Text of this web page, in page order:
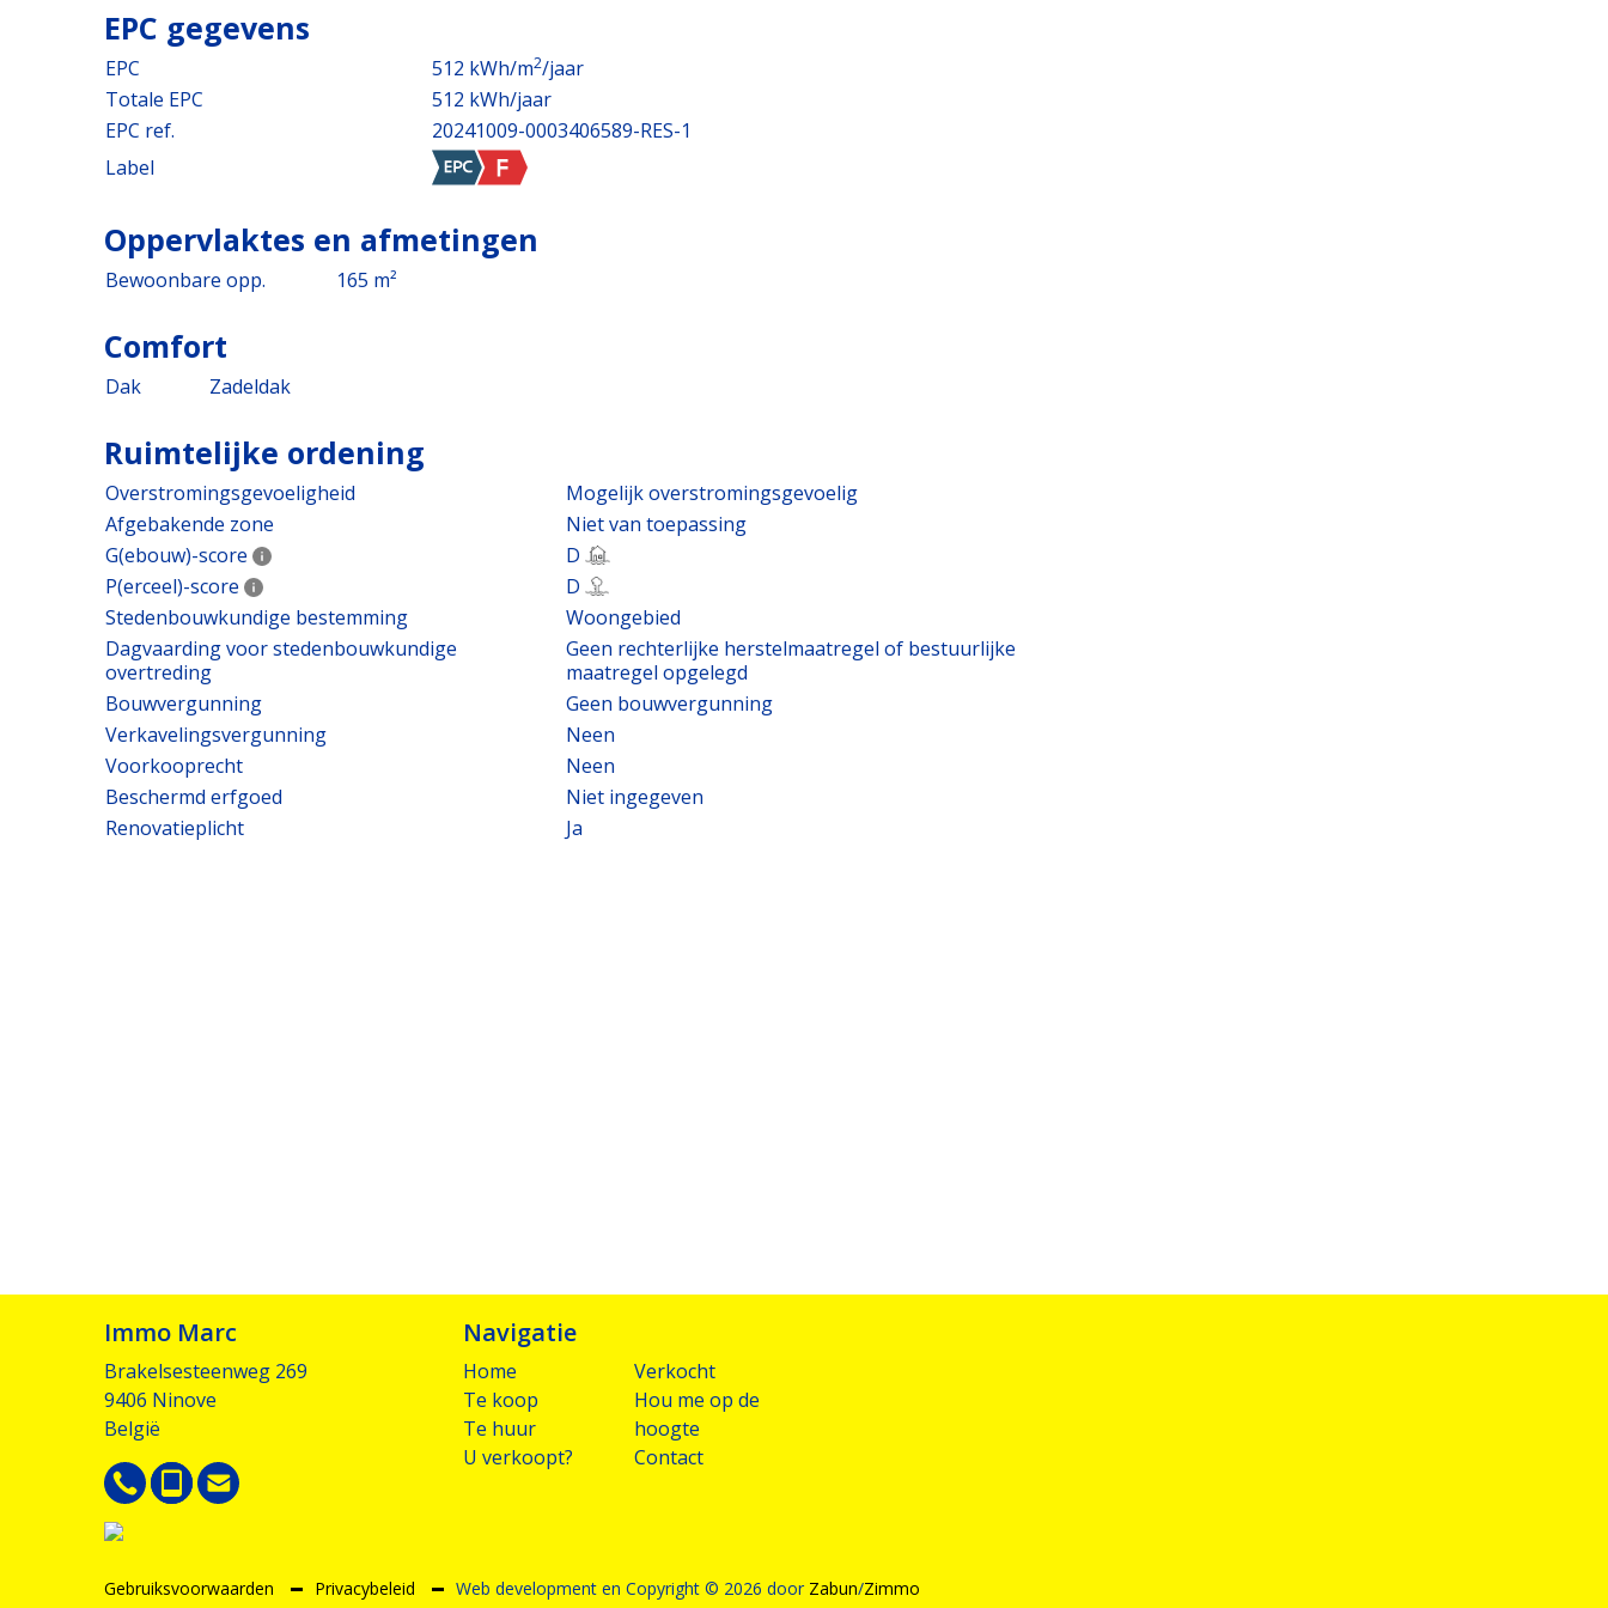
EPC gegevens
EPC 512 kWh/m2/jaar
Totale EPC
512 kWh/jaar
EPC ref.
20241009-0003406589-RES-1
Label
Oppervlaktes en afmetingen
Bewoonbare opp. 165 m²
Comfort
Dak Zadeldak
Ruimtelijke ordening
Overstromingsgevoeligheid
Mogelijk overstromingsgevoelig
Afgebakende zone
Niet van toepassing
G(ebouw)-score
D
P(erceel)-score
D
Stedenbouwkundige bestemming
Woongebied
Dagvaarding voor stedenbouwkundige
overtreding
Geen rechterlijke herstelmaatregel of bestuurlijke
maatregel opgelegd
Bouwvergunning
Geen bouwvergunning
Verkavelingsvergunning
Neen
Voorkooprecht
Neen
Beschermd erfgoed
Niet ingegeven
Renovatieplicht
Ja
Immo Marc
Brakelsesteenweg 269
9406 Ninove
België
Navigatie
Home
Te koop
Te huur
U verkoopt?
Verkocht
Hou me op de
hoogte
Contact
Gebruiksvoorwaarden Privacybeleid Web development en Copyright © 2026 door Zabun/Zimmo